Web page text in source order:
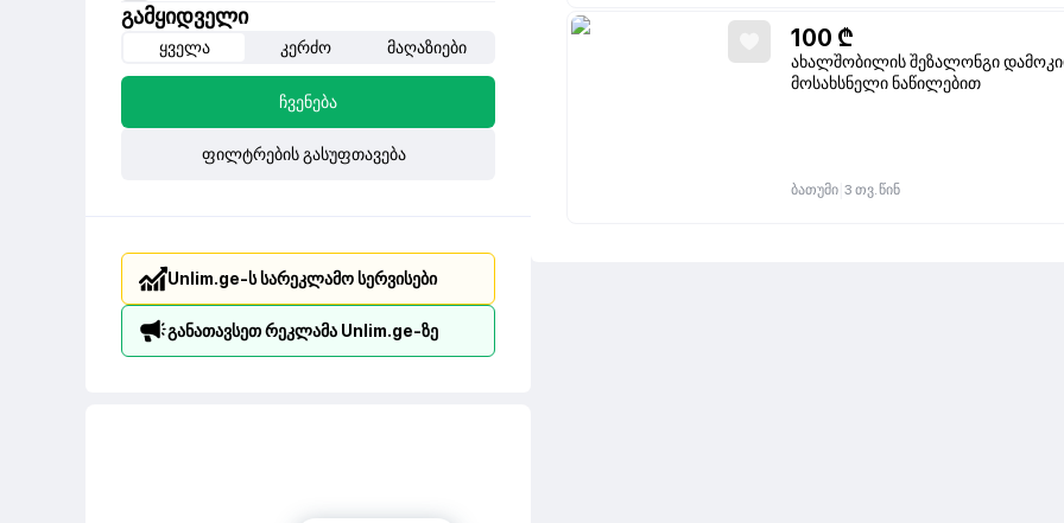
გამყიდველი
ყველა კერძო მაღაზიები
ჩვენება
ფილტრების გასუფთავება
Unlim.ge-ს სარეკლამო სერვისები
განათავსეთ რეკლამა Unlim.ge-ზე
100 ₾
ახალშობილის შეზალონგი
მოსახსნელი ნაწილებით
ბათუმი 3 თვ. წინ